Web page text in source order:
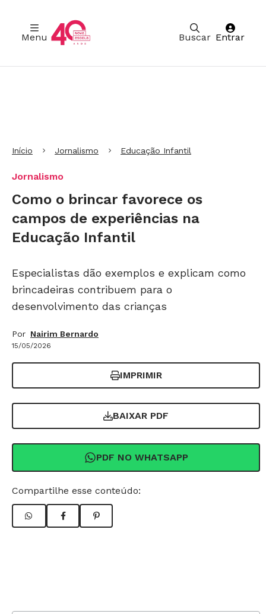
Buscar
Menu Entrar
Início Jornalismo Educação Infantil
Jornalismo
Como o brincar favorece os
campos de experiências na
Educação Infantil
Especialistas dão exemplos e explicam como
brincadeiras contribuem para o
desenvolvimento das crianças
Por Nairim Bernardo
15/05/2026
IMPRIMIR
BAIXAR PDF
PDF NO WHATSAPP
Compartilhe esse conteúdo: